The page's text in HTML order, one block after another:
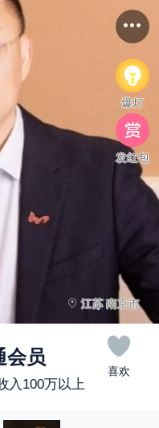
江苏 南京市
会员
入100万以上
喜欢
爆灯
发红包